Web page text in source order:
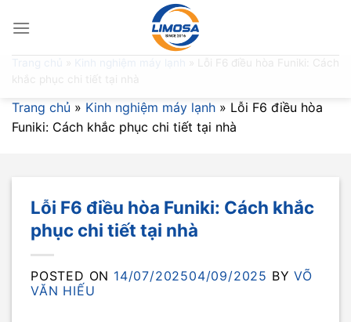
Lỗi F6 điều hòa Funiki: Cách
khắc phục chi tiết tại nhà
Trang chủ » Kinh nghiệm máy lạnh » Lỗi F6 điều hòa
Funiki: Cách khắc phục chi tiết tại nhà
Lỗi F6 điều hòa Funiki: Cách khắc
phục chi tiết tại nhà
POSTED ON 14/07/202504/09/2025 BYVÕ
VĂN HIẾU